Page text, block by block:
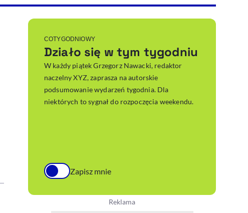
Sprawdź, jak i dlaczego zwiększamy dostępność, otwiera się w nowym
Deklaracja dostępności
, otwiera się w